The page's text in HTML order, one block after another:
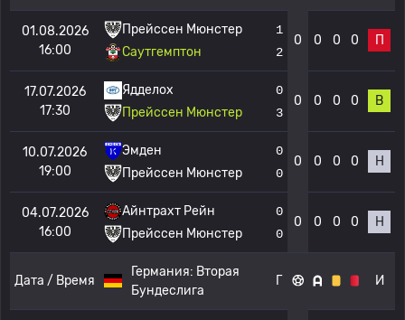
01.08.2026
16:00
Прейссен Мюнстер
Саутгемптон
1
2
0 0 0 0 П
17.07.2026
17:30
Ядделох
Прейссен Мюнстер
0
3
0 0 0 0 В
10.07.2026
19:00
Эмден
Прейссен Мюнстер
0
0
0 0 0 0 Н
04.07.2026
16:00
Айнтрахт Рейн
Прейссен Мюнстер
0
0
0 0 0 0 Н
Дата / Время
Германия: Вторая
Бундеслига
Г И